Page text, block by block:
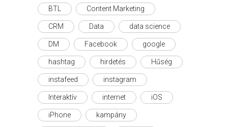
BTL Content Marketing
CRM Data data science
DM Facebook google
hashtag hirdetés Hűség
instafeed instagram
Interaktív internet iOS
iPhone kampány